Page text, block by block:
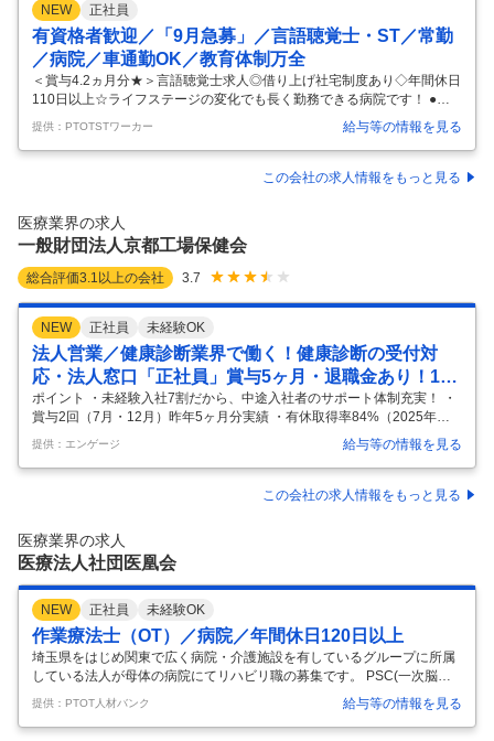
NEW 正社員
有資格者歓迎／「9月急募」／言語聴覚士・ST／常勤
／病院／車通勤OK／教育体制万全
＜賞与4.2ヵ月分★＞言語聴覚士求人◎借り上げ社宅制度あり◇年間休日
110日以上☆ライフステージの変化でも長く勤務できる病院です！ ●借
り上げ制度などもありますので、遠方にお住まいの方も安心ですね◎言
語聴覚士さんの新生活を応援します☆彡 ●年間休日112日とお休みがし
っかり確保されていますので、プライベートも充実できます★残業はほ
ぼありません！ ●育児休業の取得実績もありライフステージが変化して
＞では、職員の働き方やワークライフバランスを大切にされています☆
彡子…
提供：PTOTSTワーカー 給与等の情報を見る
この会社の求人情報をもっと見る
医療業界の求人
一般財団法人京都工場保健会
総合評価3.1 以上の会社 3.7
NEW 正社員 未経験OK
法人営業／健康診断業界で働く！健康診断の受付対
応・法人窓口「正社員」賞与5ヶ月・退職金あり！1日
7時間勤務！
ポイント ・未経験入社7割だから、中途入社者のサポート体制充実！ ・
賞与2回（7月・12月）昨年5ヶ月分実績 ・有休取得率84%（2025年度
実績） ・年末年始休暇10日間（2026年度） ・育休取得率100％（女
性）※男性90％以上（2025年度） ・ご本人の誕生日に休暇を取得可能
当会は、企業や学校、団体の健康診断を受託し運営をしております。 今
回のポジションは、受診者が当会の施設に来会する形の健康診断を実施
計測の補助・受診者さまのご案内にも携わっていただき
提供：エンゲージ 給与等の情報を見る
この会社の求人情報をもっと見る
医療業界の求人
医療法人社団医凰会
NEW 正社員 未経験OK
作業療法士（OT）／病院／年間休日120日以上
埼玉県をはじめ関東で広く病院・介護施設を有しているグループに所属
している法人が母体の病院にてリハビリ職の募集です。 PSC(一次脳卒
中センター)の認定もされており、最新の機器や訓練用プールといった設
備が充実しております！ ◆アットホームな環境◆リハビリ職複数在籍◆
年間休日120日以上◆ 【給与】 【常勤】 月給:205,800円-254,000円 [内
提供：PTOT人材バンク 給与等の情報を見る